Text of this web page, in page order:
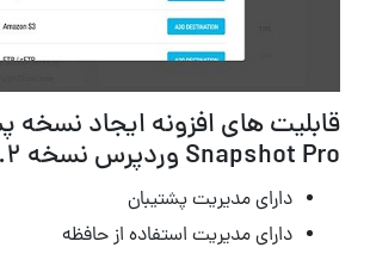
قابلیت های افزونه ایجاد نسخه
Snapshot Pro وردپرس نسخه 3.1.9.2
دارای مدیریت پشتیبان
دارای مدیریت استفاده از حافظه